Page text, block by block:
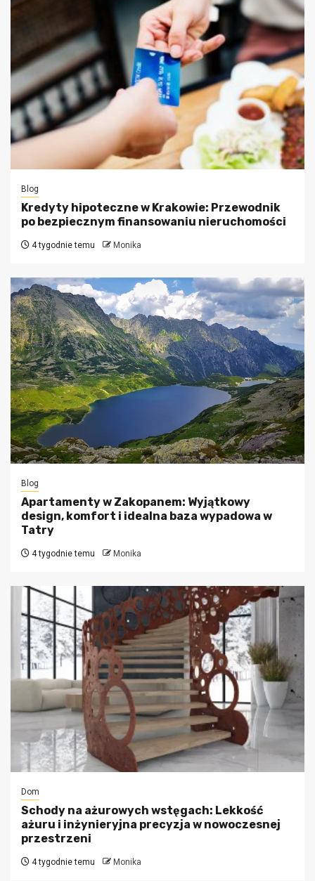
Blog
Kredyty hipoteczne w Krakowie: Przewodnik
po bezpiecznym finansowaniu nieruchomości
4 tygodnie temu Monika
Blog
Apartamenty w Zakopanem: Wyjątkowy
design, komfort i idealna baza wypadowa w
Tatry
4 tygodnie temu Monika
Dom
Schody na ażurowych wstęgach: Lekkość
ażuru i inżynieryjna precyzja w nowoczesnej
przestrzeni
4 tygodnie temu Monika